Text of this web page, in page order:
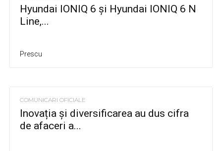
Hyundai IONIQ 6 și Hyundai IONIQ 6 N
Line,...
Prescu
COMUNICARI OFICIALE
Inovația și diversificarea au dus cifra
de afaceri a...